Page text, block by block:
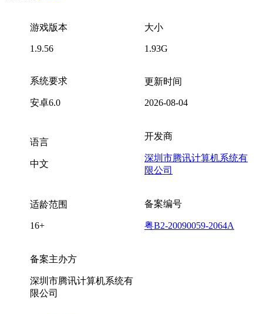
游戏版本
1.9.56
大小
1.93G
系统要求
安卓6.0
更新时间
2026-08-04
语言
中文
开发商
深圳市腾讯计算机系统有
限公司
适龄范围
16+
备案编号
粤B2-20090059-2064A
备案主办方
深圳市腾讯计算机系统有
限公司